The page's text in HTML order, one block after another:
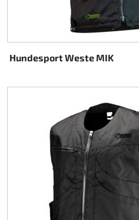
Hundesport Weste MIK